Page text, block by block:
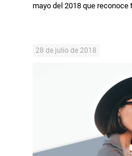
mayo del 2018 que reconoce
28 de julio de 2018